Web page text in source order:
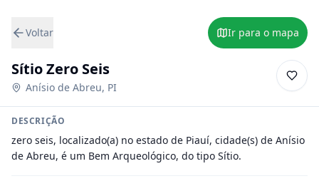
Voltar Ir para o mapa
Sítio Zero Seis
Anísio de Abreu, PI
DESCRIÇÃO
zero seis, localizado(a) no estado de Piauí, cidade(s) de Anísio
de Abreu, é um Bem Arqueológico, do tipo Sítio.